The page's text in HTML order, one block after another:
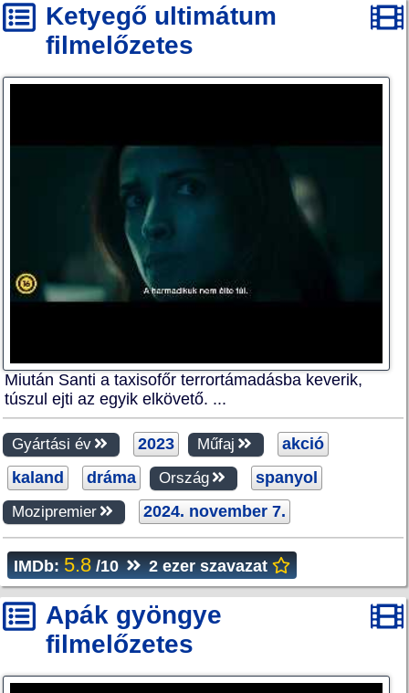
Ketyegő ultimátum
filmelőzetes
Miután Santi a taxisofőr terrortámadásba keverik,
túszul ejti az egyik elkövető. ...
Gyártási év 2023 Műfaj
akció
kaland
dráma Ország spanyol
Mozipremier 2024. november 7.
IMDb: 5.8 /10 2 ezer szavazat
Apák gyöngye
filmelőzetes